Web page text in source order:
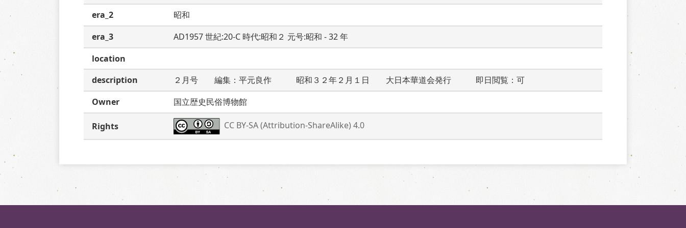
era_2
昭和
era_3
AD1957 世紀:20-C 時代:昭和２ 元号:昭和 - 32 年
location
description
２月号　　編集：平元良作　　　昭和３２年２月１日　　大日本華道会発行　　　即日閲覧：可
Owner
国立歴史民俗博物館
Rights CC BY-SA (Attribution-ShareAlike) 4.0